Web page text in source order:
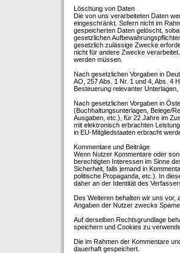
Löschung von Daten
Die von uns verarbeiteten Daten
eingeschränkt. Sofern nicht im
gespeicherten Daten gelöscht,
gesetzlichen
gesetzlich zulässige Zwecke
nicht für andere Zwecke
werden müssen.
Nach gesetzlichen Vorgaben in
AO, 257 Abs. 1 Nr. 1 und 4, Abs. 4
Besteuerung relevanter
Nach gesetzlichen Vorgaben in
(Buchhaltungsunterlagen, Belege/
Ausgaben, etc.), für 22 Jahre im
mit elektronisch erbrachten
in EU-Mitgliedstaaten erbracht
Kommentare und Beiträge
Wenn Nutzer Kommentare oder
berechtigten Interessen im Sinne
Sicherheit, falls jemand in
politische Propaganda, etc.). In
daher an der Identität des
Des Weiteren behalten wir uns vor,
Angaben der Nutzer zwecks
Auf derselben Rechtsgrundlage
speichern und Cookies zu
Die im Rahmen der Kommentare
dauerhaft gespeichert.